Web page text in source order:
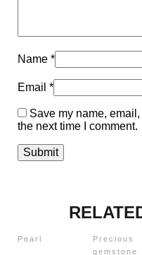
Name *
Email *
Save my name,
the next time I comment.
Pearl
Precious
gemstone